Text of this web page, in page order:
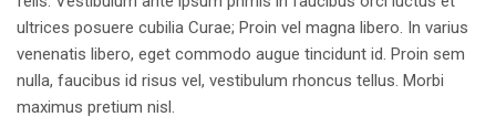
ultrices posuere cubilia Curae; Proin vel magna libero. In varius
venenatis libero, eget commodo augue tincidunt id. Proin sem
nulla, faucibus id risus vel, vestibulum rhoncus tellus. Morbi
maximus pretium nisl.